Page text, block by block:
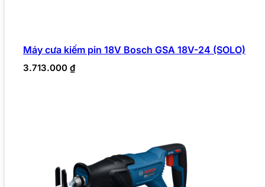
Máy cưa kiếm pin 18V Bosch GSA 18V-24 (SOLO)
3.713.000 ₫